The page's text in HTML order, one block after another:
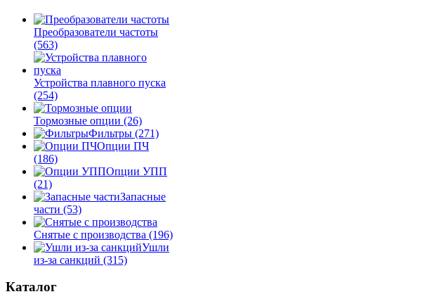
Преобразователи частоты
(563)
Устройства плавного пуска
(254)
Тормозные опции (26)
Фильтры (271)
Опции ПЧ
(186)
Опции УПП
(21)
Запасные
части (53)
Снятые с производства (196)
Ушли
из-за санкций (315)
Каталог